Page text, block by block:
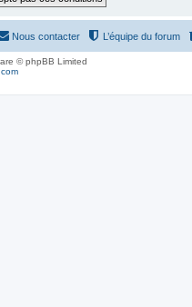
L’équipe du forum
Nous contacter
© phpBB Limited